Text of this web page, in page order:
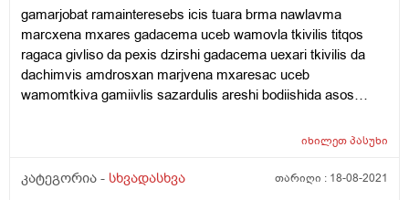
gamarjobat ramainteresebs icis tuara brma nawlavma
marcxena mxares gadacema uceb wamovla tkivilis titqos
ragaca givliso da pexis dzirshi gadacema uexari tkivilis da
dachimvis amdrosxan marjvena mxaresac uceb
wamomtkiva gamiivlis sazardulis areshi bodiishida asos
იხილეთპასუხი
კატეგორია - სხვადასხვა თარიღი : 18-08-2021